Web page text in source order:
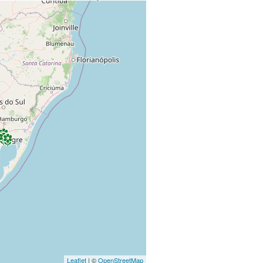
Leaflet| ©OpenStreetMap